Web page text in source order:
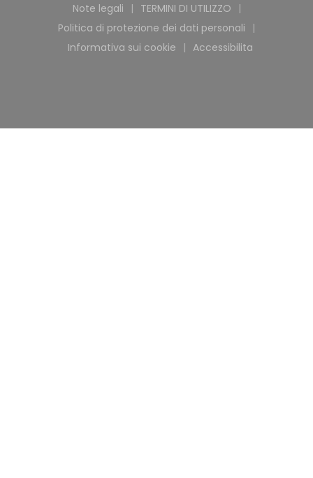
Note legali
((apre una nuova finestra))
TERMINI DI UTILIZZO
((apre una nuova
Politica di protezione dei dati personali
((apre una nuova finestra))
Informativa sui cookie
((apre una nuova finestra))
Accessibilita